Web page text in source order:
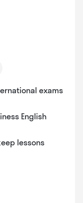
exams
English
lessons